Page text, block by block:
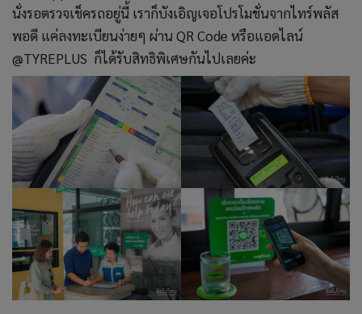
นั่งรอตรวจเช็ครถอยู่นี้ เราก็บังเอิญเจอโปรโมชั่นจากไทร์พลัส
พอดี แค่ลงทะเบียนง่ายๆ ผ่าน QR Code หรือแอดไลน์
@TYREPLUS ก็ได้รับสิทธิพิเศษกันไปเลยค่ะ